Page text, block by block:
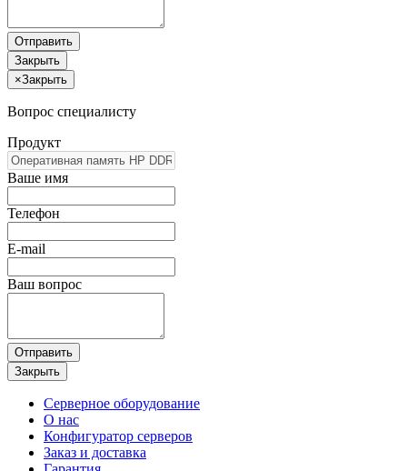
Отправить
Закрыть
×Закрыть
Вопрос специалисту
Продукт
Ваше имя
Телефон
E-mail
Ваш вопрос
Отправить
Закрыть
Серверное оборудование
О нас
Конфигуратор серверов
Заказ и доставка